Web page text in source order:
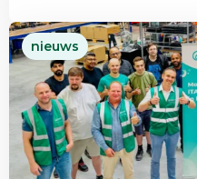
Lees
meer
over
Circular
IT
group
neemt
nieuws